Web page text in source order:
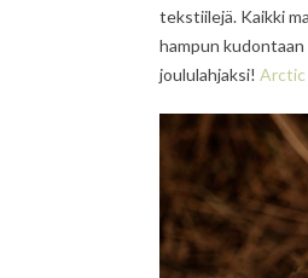
tekstiilejä. Kaikki
hampun
joululahjaksi! Arctic